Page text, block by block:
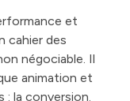
et
cahier des
négociable. Il
animation et
la conversion.